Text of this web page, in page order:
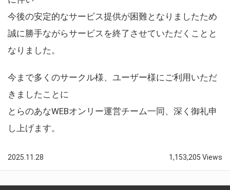
今後の安定的なサービス提供が困難となりましたため
誠に勝手ながらサービスを終了させていただくことと
なりました。
今まで多くのサークル様、ユーザー様にご利用いただ
きましたことに
とらのあなWEBオンリー運営チーム一同、深く御礼申
し上げます。
2025.11.28 1,153,205 Views